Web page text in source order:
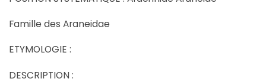
Famille des Araneidae
ETYMOLOGIE :
DESCRIPTION :